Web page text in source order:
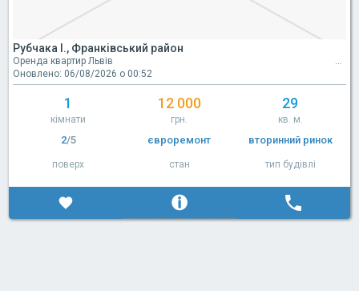
Рубчака І., Франківський район
Оренда квартир Львів
Оновлено: 06/08/2026 о 00:52
1
кімнати
12 000
грн.
29
кв. м.
2/5
поверх
євроремонт
стан
вторинний ринок
тип будівлі